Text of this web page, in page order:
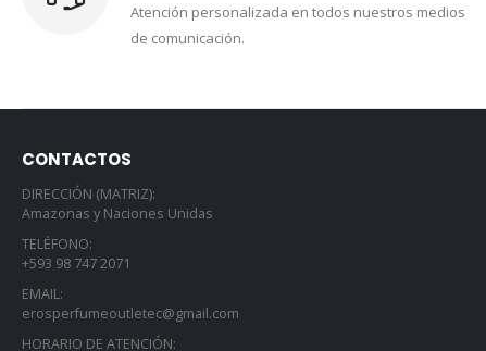
Atención personalizada en todos nuestros medios
de comunicación.
CONTACTOS
DIRECCIÓN (MATRIZ):
Amazonas y Naciones Unidas
TELÉFONO:
+593 98 747 2071
EMAIL:
erosperfumeoutletec@gmail.com
HORARIO DE ATENCIÓN: